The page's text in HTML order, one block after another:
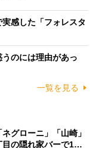
感した「フォレスタ
のには理由があっ
一覧を見る
グローニ」「山崎」
目の隠れ家バーで1…